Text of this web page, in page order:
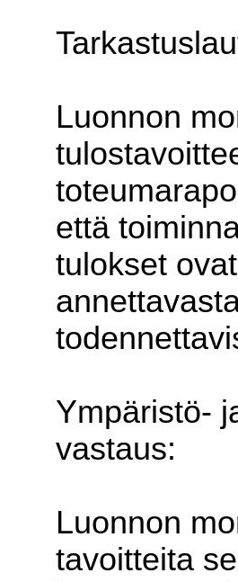
Luonnon
että
tulokset
Ympäristö-
vastaus:
Luonnon
tavoitteita